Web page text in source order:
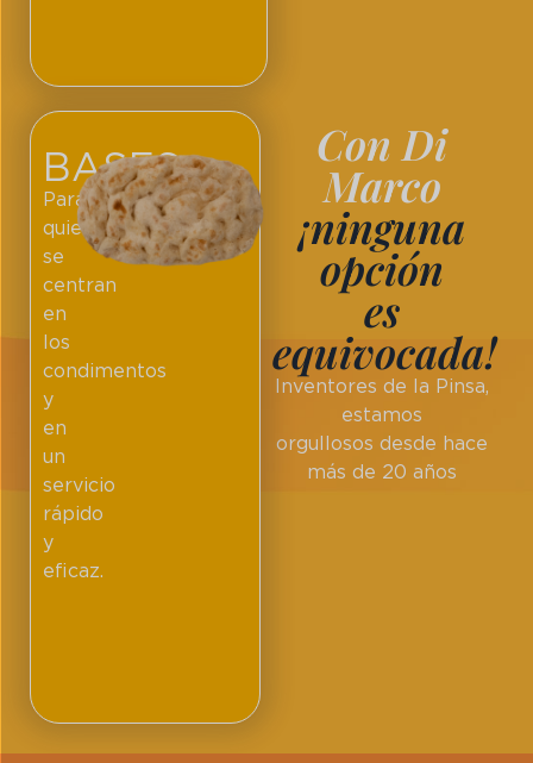
Con Di
Marco
¡ninguna
opción
es
equivocada!
Inventores de la Pinsa,
estamos
orgullosos desde hace
más de 20 años
BASES
Para
quienes
se
centran
en
los
condimentos
y
en
un
servicio
rápido
y
eficaz.